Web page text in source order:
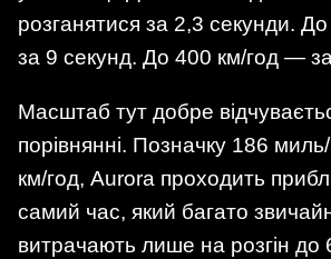
розганятися за 2,3 секунди.
за 9 секунд. До 400 км/год —
Масштаб тут добре
порівнянні. Позначку 186
км/год, Aurora проходить
самий час, який багато
витрачають лише на розгін до